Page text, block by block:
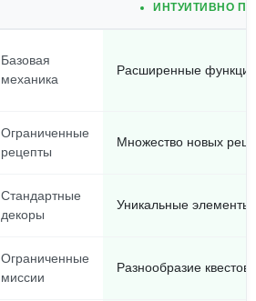
ИНТУИТИВНО
Базовая
механика
Расширенные
Ограниченные
рецепты
Множество новых
Стандартные
декоры
Уникальные элементы
Ограниченные
миссии
Разнообразие